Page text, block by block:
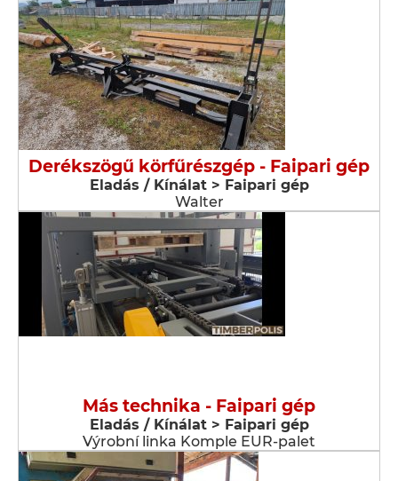
Derékszögű körfűrészgép - Faipari gép
Eladás / Kínálat > Faipari gép
Walter
Más technika - Faipari gép
Eladás / Kínálat > Faipari gép
Výrobní linka Komple EUR-palet